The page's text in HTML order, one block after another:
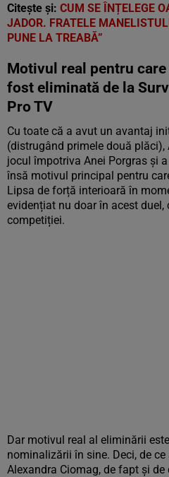
Citește și: CUM SE ÎNȚELEGE
JADOR. FRATELE
PUNE LA TREABĂ”
Motivul real pentru
fost eliminată de la
Pro TV
Cu toate că a avut un avantaj
(distrugând primele două
jocul împotriva Anei Porgras și
însă motivul principal pentru
Lipsa de forță interioară în
evidențiat nu doar în acest duel,
competiției.
Dar motivul real al eliminării
nominalizării în sine. Deci, de
Alexandra Ciomag, de fapt și de